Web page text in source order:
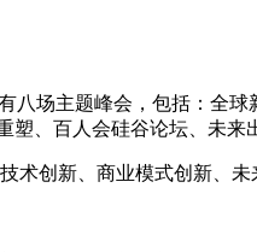
场主题峰会，包括：全球
、百人会硅谷论坛、未来
创新、商业模式创新、未